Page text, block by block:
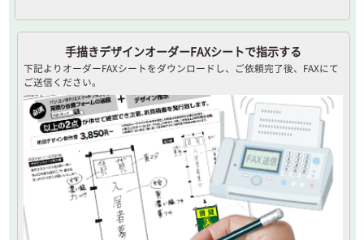
手描きデザインオーダーFAXシートで指示する
下記よりオーダーFAXシートをダウンロードし、ご依頼完了後、FAXにて
ご送信ください。